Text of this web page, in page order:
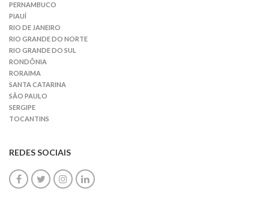
PERNAMBUCO
PIAUÍ
RIO DE JANEIRO
RIO GRANDE DO NORTE
RIO GRANDE DO SUL
RONDÔNIA
RORAIMA
SANTA CATARINA
SÃO PAULO
SERGIPE
TOCANTINS
REDES SOCIAIS